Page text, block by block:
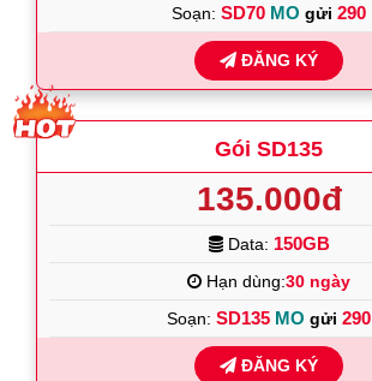
Soạn: SD70 MO gửi 290
ĐĂNG KÝ
Gói SD135
135.000đ
Data: 150GB
Hạn dùng:30 ngày
Soạn: SD135 MO gửi 290
ĐĂNG KÝ